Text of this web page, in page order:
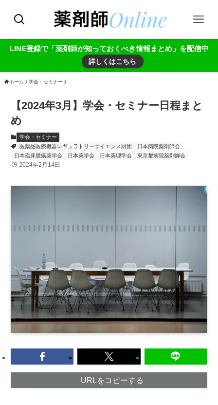
LINE登録で「薬剤師が知っておくべき情報まとめ」を配信中
詳しくはこちら
ホーム 学会・セミナー
【2024年3月】学会・セミナー日程まと
め
学会・セミナー
医薬品医療機器レギュラトリーサイエンス財団
日本病院薬剤師会
日本臨床腫瘍薬学会
日本薬学会 日本薬理学会 東京都病院薬剤師会
2024年2月14日
URLをコピーする